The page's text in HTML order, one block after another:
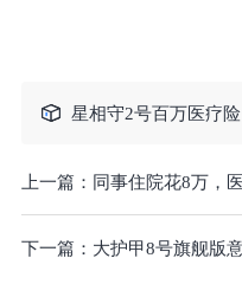
星相守2号百万医疗险
上一篇：
下一篇：